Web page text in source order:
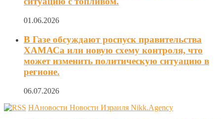
01.06.2026
В Газе обсуждают роспуск правительства
ХАМАСа или новую схему контроля, что
может изменить политическую ситуацию в
регионе.
06.07.2026
НАновости Новости Израиля Nikk.Agency